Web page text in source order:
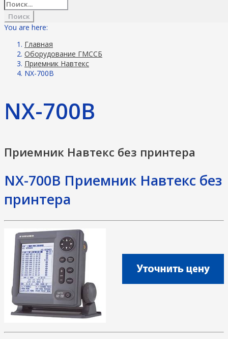
You are here:
Главная
Оборудование ГМССБ
Приемник Навтекс
NX-700B
NX-700B
Приемник Навтекс без принтера
NX-700B Приемник Навтекс без
принтера